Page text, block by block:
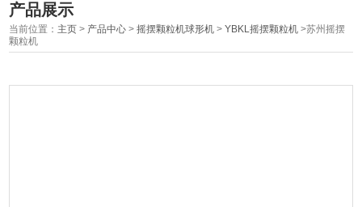
产品展示
当前位置： 主页 > 产品中心 >摇摆颗粒机球形机 >YBKL摇摆颗粒机 >苏州摇摆
颗粒机